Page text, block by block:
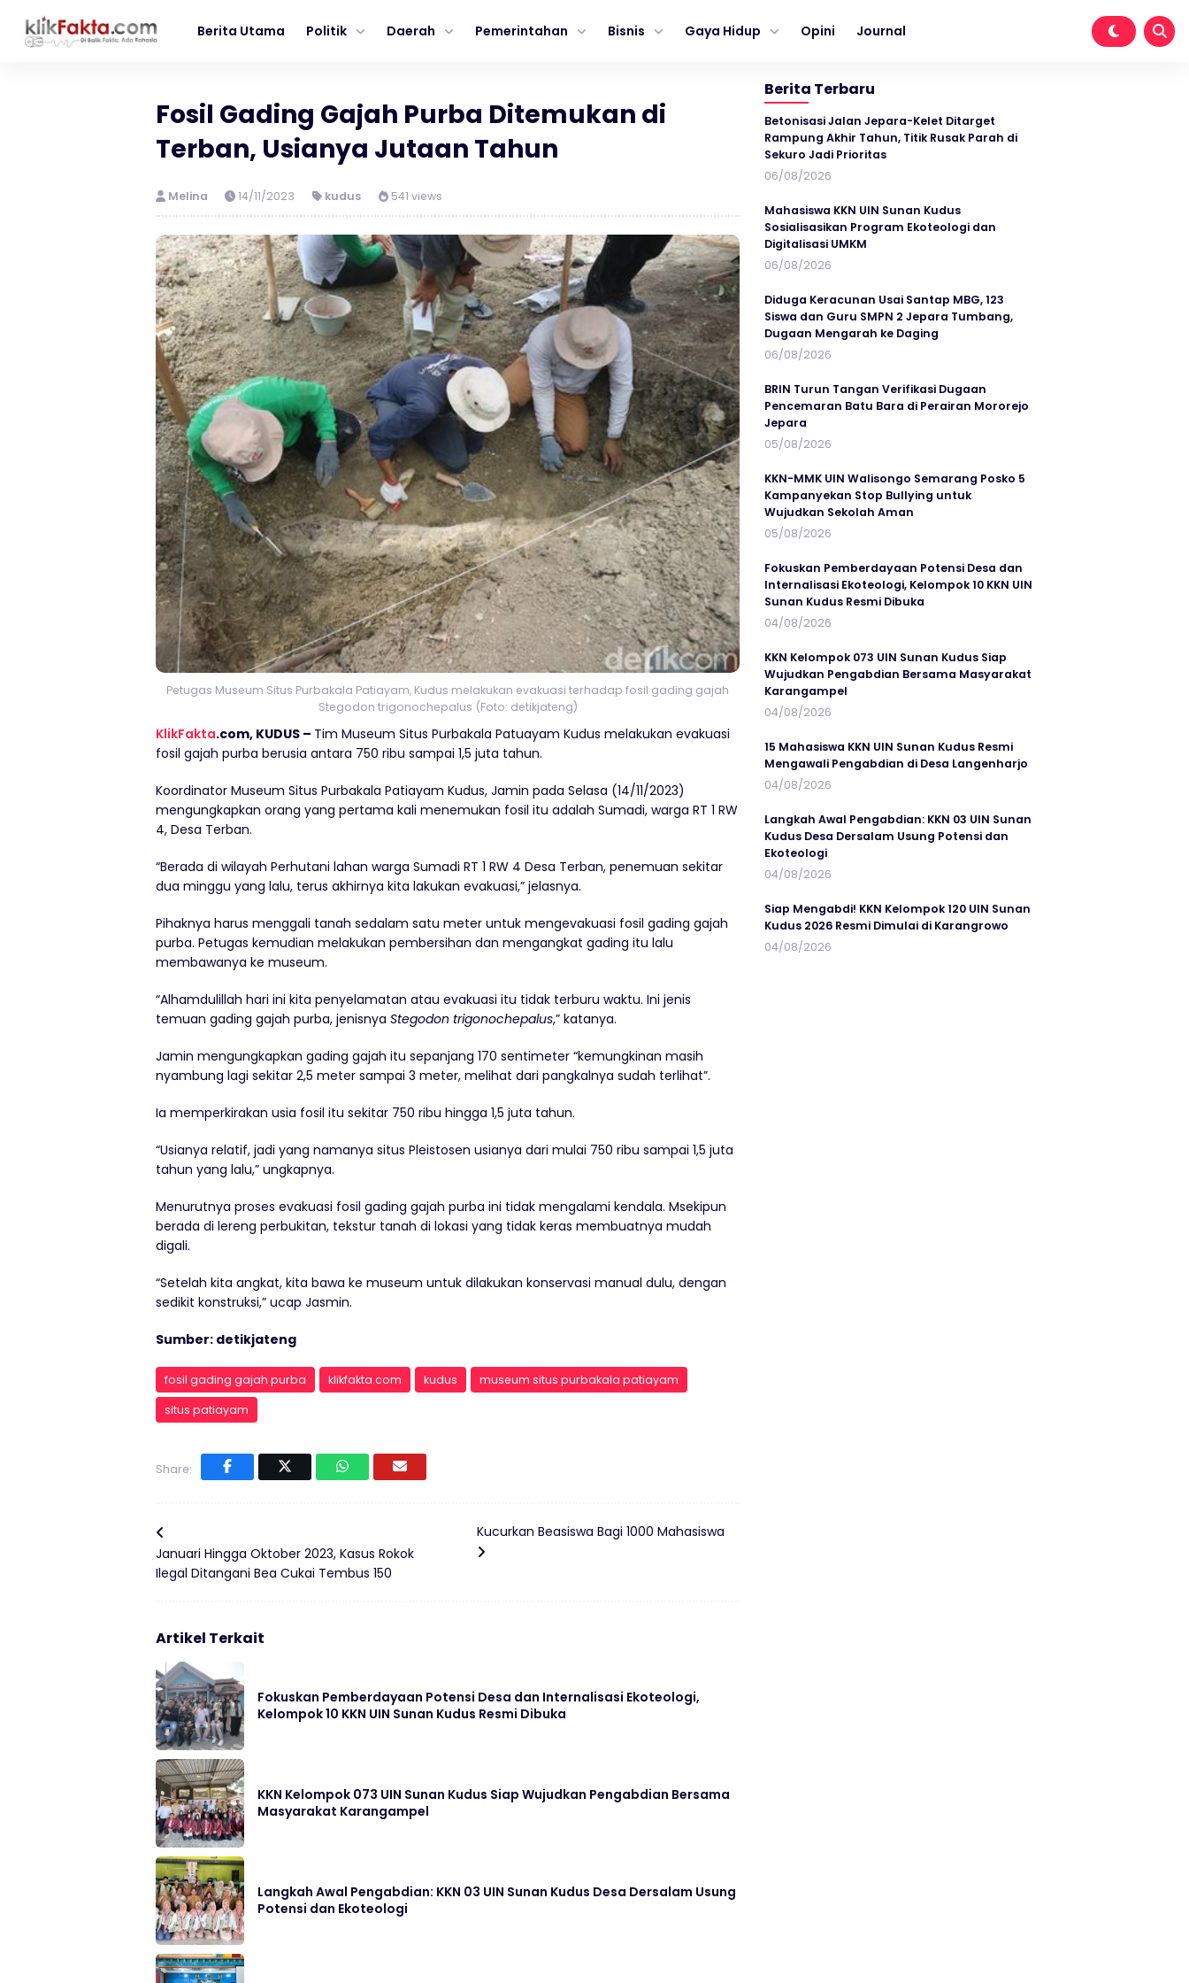
Berita Utama Politik Daerah Pemerintahan Bisnis Gaya Hidup Opini Journal
Fosil Gading Gajah Purba Ditemukan di
Terban, Usianya Jutaan Tahun
Melina 14/11/2023 kudus 541 views
Petugas Museum Situs Purbakala Patiayam, Kudus melakukan evakuasi terhadap fosil gading gajah
Stegodon trigonochepalus (Foto: detikjateng)
KlikFakta.com, KUDUS – Tim Museum Situs Purbakala Patuayam Kudus melakukan evakuasi
fosil gajah purba berusia antara 750 ribu sampai 1,5 juta tahun.
Koordinator Museum Situs Purbakala Patiayam Kudus, Jamin pada Selasa (14/11/2023)
mengungkapkan orang yang pertama kali menemukan fosil itu adalah Sumadi, warga RT 1 RW
4, Desa Terban.
“Berada di wilayah Perhutani lahan warga Sumadi RT 1 RW 4 Desa Terban, penemuan sekitar
dua minggu yang lalu, terus akhirnya kita lakukan evakuasi,” jelasnya.
Pihaknya harus menggali tanah sedalam satu meter untuk mengevakuasi fosil gading gajah
purba. Petugas kemudian melakukan pembersihan dan mengangkat gading itu lalu
membawanya ke museum.
“Alhamdulillah hari ini kita penyelamatan atau evakuasi itu tidak terburu waktu. Ini jenis
temuan gading gajah purba, jenisnya Stegodon trigonochepalus,” katanya.
Jamin mengungkapkan gading gajah itu sepanjang 170 sentimeter “kemungkinan masih
nyambung lagi sekitar 2,5 meter sampai 3 meter, melihat dari pangkalnya sudah terlihat”.
Ia memperkirakan usia fosil itu sekitar 750 ribu hingga 1,5 juta tahun.
“Usianya relatif, jadi yang namanya situs Pleistosen usianya dari mulai 750 ribu sampai 1,5 juta
tahun yang lalu,” ungkapnya.
Menurutnya proses evakuasi fosil gading gajah purba ini tidak mengalami kendala. Msekipun
berada di lereng perbukitan, tekstur tanah di lokasi yang tidak keras membuatnya mudah
digali.
“Setelah kita angkat, kita bawa ke museum untuk dilakukan konservasi manual dulu, dengan
sedikit konstruksi,” ucap Jasmin.
Sumber: detikjateng
fosil gading gajah purba klikfakta.com kudus
museum situs purbakala patiayam
situs patiayam
Share:
Januari Hingga Oktober 2023, Kasus Rokok
Ilegal Ditangani Bea Cukai Tembus 150
Kucurkan Beasiswa Bagi 1000 Mahasiswa
Artikel Terkait
Fokuskan Pemberdayaan Potensi Desa dan Internalisasi Ekoteologi,
Kelompok 10 KKN UIN Sunan Kudus Resmi Dibuka
KKN Kelompok 073 UIN Sunan Kudus Siap Wujudkan Pengabdian Bersama
Masyarakat Karangampel
Langkah Awal Pengabdian: KKN 03 UIN Sunan Kudus Desa Dersalam Usung
Potensi dan Ekoteologi
Berita Terbaru
Betonisasi Jalan Jepara-Kelet Ditarget
Rampung Akhir Tahun, Titik Rusak Parah di
Sekuro Jadi Prioritas
06/08/2026
Mahasiswa KKN UIN Sunan Kudus
Sosialisasikan Program Ekoteologi dan
Digitalisasi UMKM
06/08/2026
Diduga Keracunan Usai Santap MBG, 123
Siswa dan Guru SMPN 2 Jepara Tumbang,
Dugaan Mengarah ke Daging
06/08/2026
BRIN Turun Tangan Verifikasi Dugaan
Pencemaran Batu Bara di Perairan Mororejo
Jepara
05/08/2026
KKN-MMK UIN Walisongo Semarang Posko 5
Kampanyekan Stop Bullying untuk
Wujudkan Sekolah Aman
05/08/2026
Fokuskan Pemberdayaan Potensi Desa dan
Internalisasi Ekoteologi, Kelompok 10 KKN UIN
Sunan Kudus Resmi Dibuka
04/08/2026
KKN Kelompok 073 UIN Sunan Kudus Siap
Wujudkan Pengabdian Bersama Masyarakat
Karangampel
04/08/2026
15 Mahasiswa KKN UIN Sunan Kudus Resmi
Mengawali Pengabdian di Desa Langenharjo
04/08/2026
Langkah Awal Pengabdian: KKN 03 UIN Sunan
Kudus Desa Dersalam Usung Potensi dan
Ekoteologi
04/08/2026
Siap Mengabdi! KKN Kelompok 120 UIN Sunan
Kudus 2026 Resmi Dimulai di Karangrowo
04/08/2026